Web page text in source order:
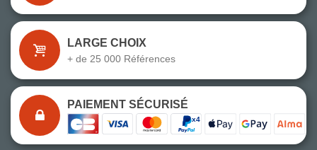
LARGE CHOIX
+ de 25 000 Références
PAIEMENT SÉCURISÉ